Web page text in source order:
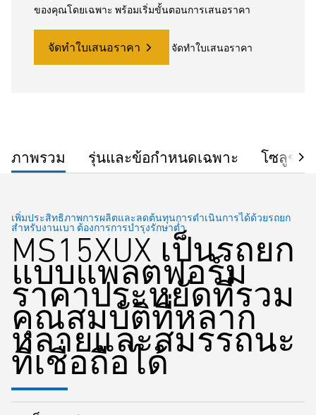
ของคุณโดยเฉพาะ พร้อมเริ่มขั้นตอนการเสนอราคา
จัดทำใบเสนอราคา จัดทำใบเสนอราคา
ภาพรวม รุ่นและข้อกำหนดเฉพาะ โซลูชัน
เพิ่มประสิทธิภาพการผลิตและลดต้นทุนการดำเนินการได้ด้วยรถยก
สำหรับงานเบา ต้องการการบำรุงรักษาต่ำ
MS15XUX เป็นรถยก
แบบแพลตฟอร์ม
ราคาประหยัดที่รวม
คุณสมบัติที่หลาก
หลายและสมรรถนะ
ที่เชื่อถือได้